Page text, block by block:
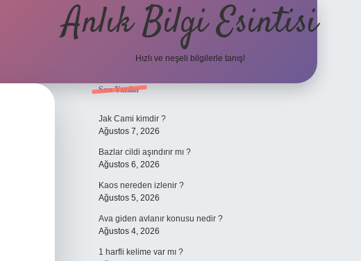
Anlık Bilgi Esintisi
Hızlı ve neşeli bilgilerle tanış!
Sidebar
Son Yazılar
Jak Cami kimdir ?
Ağustos 7, 2026
Bazlar cildi aşındırır mı ?
Ağustos 6, 2026
Kaos nereden izlenir ?
Ağustos 5, 2026
Ava giden avlanır konusu nedir ?
Ağustos 4, 2026
1 harfli kelime var mı ?